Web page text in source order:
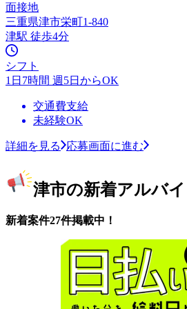
面接地
三重県津市栄町1-840
津駅 徒歩4分
シフト
1日7時間 週5日からOK
交通費支給
未経験OK
詳細を見る 応募画面に進む
津市の新着アルバイ
新着案件27件掲載中！